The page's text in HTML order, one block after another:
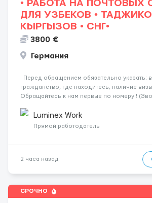
• РАБОТА НА ПОЧТОВЫХ
ДЛЯ УЗБЕКОВ •
КЫРГЫЗОВ • СНГ•
3800 €
Германия
Перед обращением обязательно указать:
гражданство, где находитесь, наличие
Обращайтесь к нам первые по номеру !
почтовых складах . График 5/8, возможны
Luminex Work
Прямой работодатель
2 часа назад
СРОЧНО